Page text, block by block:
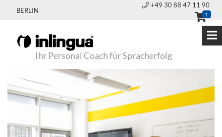
BERLIN
+49 30 88 47 11 90
1
Ihr Personal Coach für Spracherfolg